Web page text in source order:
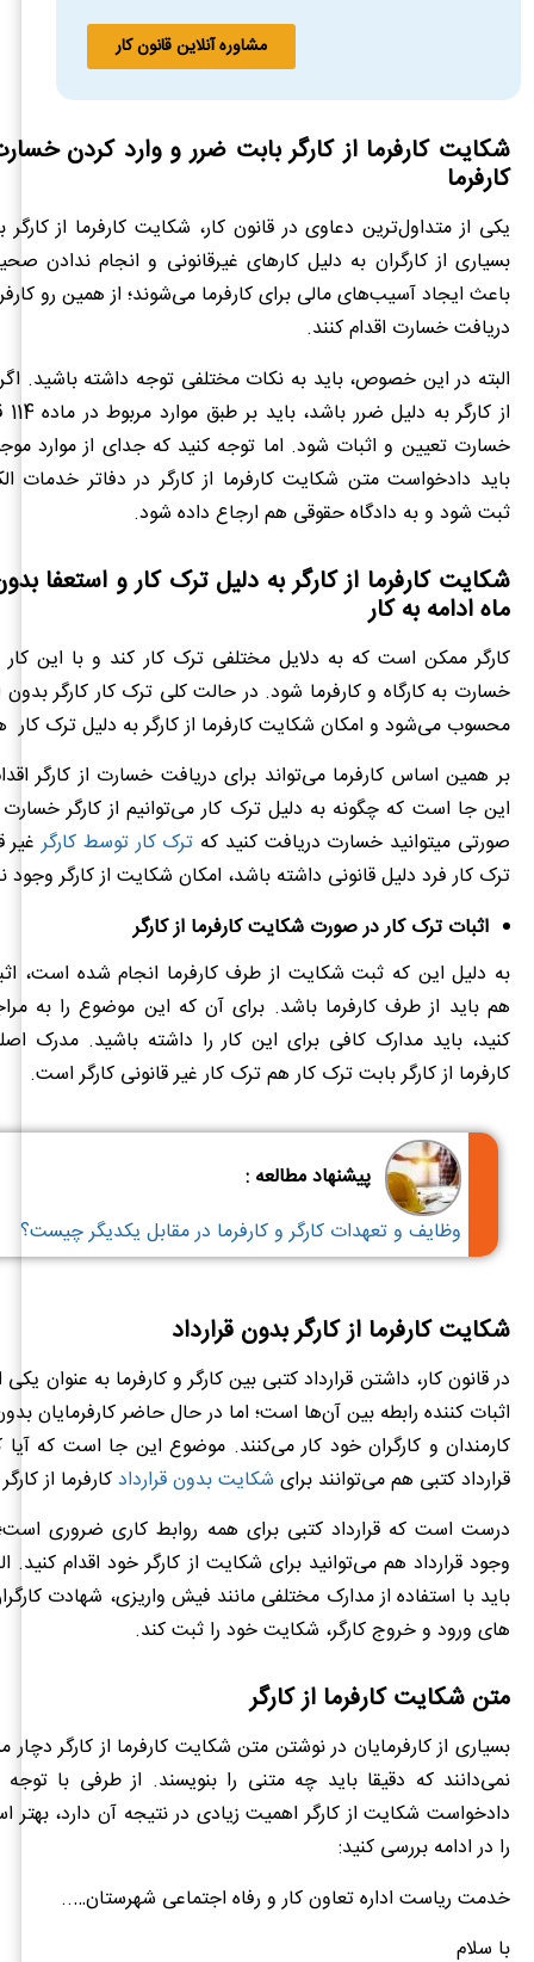
مشاوره آنلاین قانون کار
شکایت کارفرما از کارگر بابت ضرر و وارد کردن
کارفرما
یکی از متداول‌ترین دعاوی در قانون کار، شکایت کارفرما از
بسیاری از کارگران به دلیل کارهای غیرقانونی و انجام ندادن
باعث ایجاد آسیب‌های مالی برای کارفرما می‌شوند؛ از همین رو
دریافت خسارت اقدام کنند.
البته در این خصوص، باید به نکات مختلفی توجه داشته باشید.
خسارت تعیین و اثبات شود. اما توجه کنید که جدای از موارد
باید دادخواست متن شکایت کارفرما از کارگر در دفاتر خدمات
ثبت شود و به دادگاه حقوقی هم ارجاع داده شود.
شکایت کارفرما از کارگر به دلیل ترک کار و استعفا
ماه ادامه به کار
کارگر ممکن است که به دلایل مختلفی ترک کار کند و با این
خسارت به کارگاه و کارفرما شود. در حالت کلی ترک کار کارگر بدون
محسوب می‌شود و امکان شکایت کارفرما از کارگر به دلیل ترک کار
بر همین اساس کارفرما می‌تواند برای دریافت خسارت از کارگر
این جا است که چگونه به دلیل ترک کار می‌توانیم از کارگر
صورتی می‎توانید خسارت دریافت کنید که
ترک کار توسط کارگرغیر
ترک کار فرد دلیل قانونی داشته باشد، امکان شکایت از کارگر وجود
اثبات ترک کار در صورت شکایت کارفرما از کارگر
به دلیل این که ثبت شکایت از طرف کارفرما انجام شده است،
هم باید از طرف کارفرما باشد. برای آن که این موضوع را به
کنید، باید مدارک کافی برای این کار را داشته باشید. مدرک
کارفرما از کارگر بابت ترک کار هم ترک کار غیر قانونی کارگر است.
پیشنهاد مطالعه :
وظایف و تعهدات کارگر و کارفرما در مقابل یکدیگر چیست؟
شکایت کارفرما از کارگر بدون قرارداد
در قانون کار، داشتن قرارداد کتبی بین کارگر و کارفرما به عنوان یکی
اثبات کننده رابطه بین آن‌ها است؛ اما در حال حاضر کارفرمایان
کارمندان و کارگران خود کار می‌کنند. موضوع این جا است که آیا
قرارداد کتبی هم می‌توانند برای شکایت بدون قراردادکارفرما از
درست است که قرارداد کتبی برای همه روابط کاری ضروری
وجود قرارداد هم می‌توانید برای شکایت از کارگر خود اقدام کنید.
باید با استفاده از مدارک مختلفی مانند فیش واریزی، شهادت
های ورود و خروج کارگر، شکایت خود را ثبت کند.
متن شکایت کارفرما از کارگر
بسیاری از کارفرمایان در نوشتن متن شکایت کارفرما از کارگر
نمی‌دانند که دقیقا باید چه متنی را بنویسند. از طرفی با
دادخواست شکایت از کارگر اهمیت زیادی در نتیجه آن دارد، بهتر
را در ادامه بررسی کنید:
خدمت ریاست اداره تعاون کار و رفاه اجتماعی شهرستان…..
با سلام